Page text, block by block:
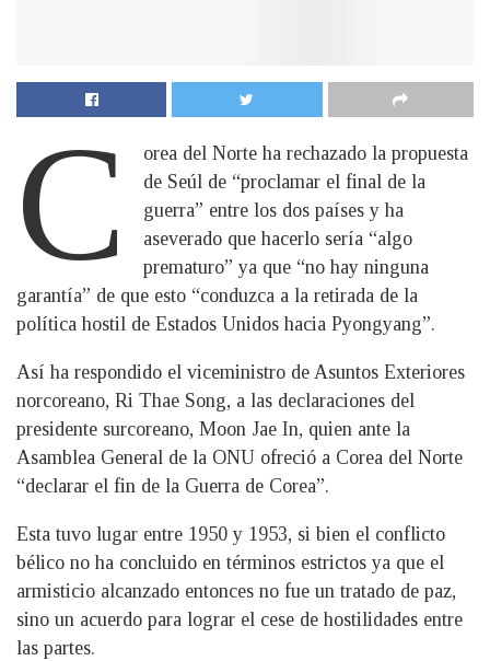
C
orea del Norte ha rechazado la propuesta
de Seúl de “proclamar el final de la
guerra” entre los dos países y ha
aseverado que hacerlo sería “algo
prematuro” ya que “no hay ninguna
garantía” de que esto “conduzca a la retirada de la
política hostil de Estados Unidos hacia Pyongyang”.
Así ha respondido el viceministro de Asuntos Exteriores
norcoreano, Ri Thae Song, a las declaraciones del
presidente surcoreano, Moon Jae In, quien ante la
Asamblea General de la ONU ofreció a Corea del Norte
“declarar el fin de la Guerra de Corea”.
Esta tuvo lugar entre 1950 y 1953, si bien el conflicto
bélico no ha concluido en términos estrictos ya que el
armisticio alcanzado entonces no fue un tratado de paz,
sino un acuerdo para lograr el cese de hostilidades entre
las partes.